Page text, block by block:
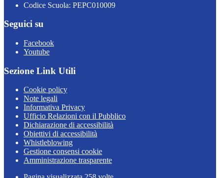
Codice Scuola: PEPC010009
Seguici su
Facebook
Youtube
Sezione Link Utili
Cookie policy
Note legali
Informativa Privacy
Ufficio Relazioni con il Pubblico
Dichiarazione di accessibilità
Obiettivi di accessibilità
Whistleblowing
Gestione consensi cookie
Amministrazione trasparente